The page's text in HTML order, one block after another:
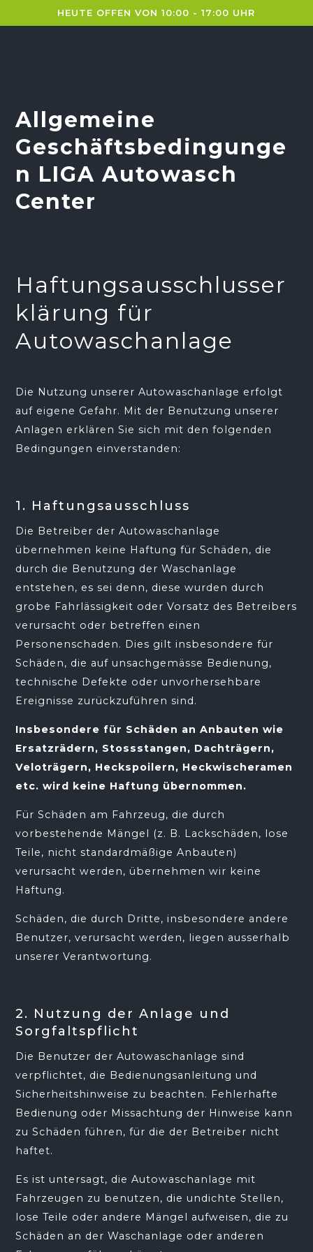
HEUTE OFFEN VON 10:00 - 17:00 UHR
Allgemeine
Geschäftsbedingunge
n LIGA Autowasch
Center
Haftungsausschlusser
klärung für
Autowaschanlage
Die Nutzung unserer Autowaschanlage erfolgt
auf eigene Gefahr. Mit der Benutzung unserer
Anlagen erklären Sie sich mit den folgenden
Bedingungen einverstanden:
1. Haftungsausschluss
Die Betreiber der Autowaschanlage
übernehmen keine Haftung für Schäden, die
durch die Benutzung der Waschanlage
entstehen, es sei denn, diese wurden durch
grobe Fahrlässigkeit oder Vorsatz des Betreibers
verursacht oder betreffen einen
Personenschaden. Dies gilt insbesondere für
Schäden, die auf unsachgemässe Bedienung,
technische Defekte oder unvorhersehbare
Ereignisse zurückzuführen sind.
Insbesondere für Schäden an Anbauten wie
Ersatzrädern, Stossstangen, Dachträgern,
Veloträgern, Heckspoilern, Heckwischeramen
etc. wird keine Haftung übernommen.
Für Schäden am Fahrzeug, die durch
vorbestehende Mängel (z. B. Lackschäden, lose
Teile, nicht standardmäßige Anbauten)
verursacht werden, übernehmen wir keine
Haftung.
Schäden, die durch Dritte, insbesondere andere
Benutzer, verursacht werden, liegen ausserhalb
unserer Verantwortung.
2. Nutzung der Anlage und
Sorgfaltspflicht
Die Benutzer der Autowaschanlage sind
verpflichtet, die Bedienungsanleitung und
Sicherheitshinweise zu beachten. Fehlerhafte
Bedienung oder Missachtung der Hinweise kann
zu Schäden führen, für die der Betreiber nicht
haftet.
Es ist untersagt, die Autowaschanlage mit
Fahrzeugen zu benutzen, die undichte Stellen,
lose Teile oder andere Mängel aufweisen, die zu
Schäden an der Waschanlage oder anderen